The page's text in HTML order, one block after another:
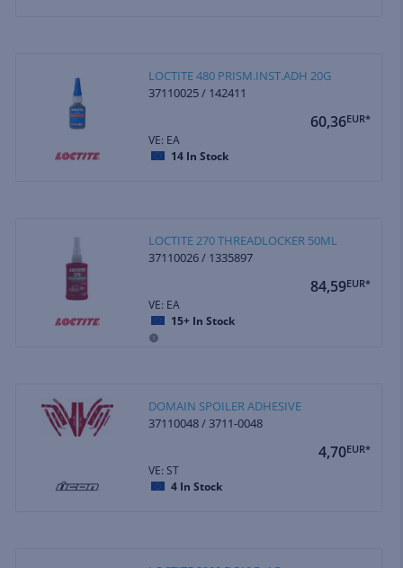
LOCTITE 480 PRISM.INST.ADH 20G
37110025 / 142411
60,36EUR*
VE: EA
14 In Stock
LOCTITE 270 THREADLOCKER 50ML
37110026 / 1335897
84,59EUR*
VE: EA
15+ In Stock
DOMAIN SPOILER ADHESIVE
37110048 / 3711-0048
4,70EUR*
VE: ST
4 In Stock